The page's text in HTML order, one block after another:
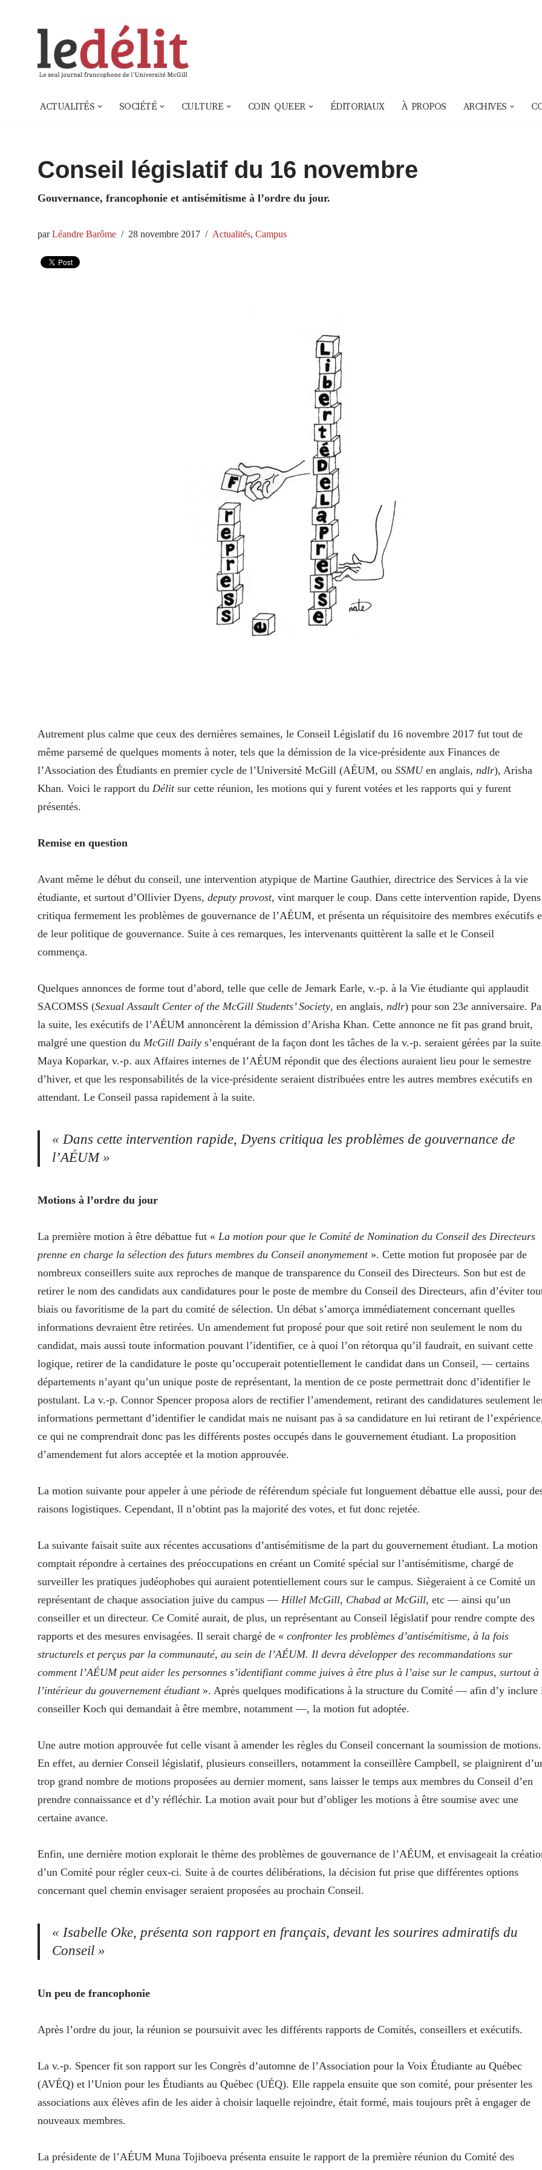
ACTUALITÉS SOCIÉTÉ CULTURE COIN QUEER ÉDITORIAUX À PROPOS ARCHIVES
Conseil législatif du 16 novembre
Gouvernance, francophonie et antisémitisme à l’ordre du jour.
parLéandre Barôme 28 novembre 2017 Actualités, Campus
Autrement plus calme que ceux des dernières semaines, le Conseil Législatif du 16 novembre 2017 fut tout de
même parsemé de quelques moments à noter, tels que la démission de la vice-présidente aux Finances de
l’Association des Étudiants en premier cycle de l’Université McGill (AÉUM, ou SSMUen anglais, ndlr), Arisha
Khan. Voici le rapport du Délitsur cette réunion, les motions qui y furent votées et les rapports qui y furent
présentés.
Remise en question
Avant même le début du conseil, une intervention atypique de Martine Gauthier, directrice des Services à la vie
étudiante, et surtout d’Ollivier Dyens, deputy provost, vint marquer le coup. Dans cette intervention rapide, Dyens
critiqua fermement les problèmes de gouvernance de l’AÉUM, et présenta un réquisitoire des membres exécutifs
de leur politique de gouvernance. Suite à ces remarques, les intervenants quittèrent la salle et le Conseil
commença.
Quelques annonces de forme tout d’abord, telle que celle de Jemark Earle, v.-p. à la Vie étudiante qui applaudit
SACOMSS (Sexual Assault Center of the McGill Students’ Society, en anglais, ndlr) pour son 23e anniversaire.
la suite, les exécutifs de l’AÉUM annoncèrent la démission d’Arisha Khan. Cette annonce ne fit pas grand bruit,
malgré une question du McGill Daily s’enquérant de la façon dont les tâches de la v.-p. seraient gérées par la
Maya Koparkar, v.-p. aux Affaires internes de l’AÉUM répondit que des élections auraient lieu pour le semestre
d’hiver, et que les responsabilités de la vice-présidente seraient distribuées entre les autres membres exécutifs en
attendant. Le Conseil passa rapidement à la suite.
« Dans cette intervention rapide, Dyens critiqua les problèmes de gouvernance de
l’AÉUM »
Motions à l’ordre du jour
La première motion à être débattue fut « La motion pour que le Comité de Nomination du Conseil des Directeurs
prenne en charge la sélection des futurs membres du Conseil anonymement». Cette motion fut proposée par de
nombreux conseillers suite aux reproches de manque de transparence du Conseil des Directeurs. Son but est de
retirer le nom des candidats aux candidatures pour le poste de membre du Conseil des Directeurs, afin d’éviter
biais ou favoritisme de la part du comité de sélection. Un débat s’amorça immédiatement concernant quelles
informations devraient être retirées. Un amendement fut proposé pour que soit retiré non seulement le nom du
candidat, mais aussi toute information pouvant l’identifier, ce à quoi l’on rétorqua qu’il faudrait, en suivant cette
logique, retirer de la candidature le poste qu’occuperait potentiellement le candidat dans un Conseil, — certains
départements n’ayant qu’un unique poste de représentant, la mention de ce poste permettrait donc d’identifier le
postulant. La v.-p. Connor Spencer proposa alors de rectifier l’amendement, retirant des candidatures seulement
informations permettant d’identifier le candidat mais ne nuisant pas à sa candidature en lui retirant de
ce qui ne comprendrait donc pas les différents postes occupés dans le gouvernement étudiant. La proposition
d’amendement fut alors acceptée et la motion approuvée.
La motion suivante pour appeler à une période de référendum spéciale fut longuement débattue elle aussi, pour
raisons logistiques. Cependant, ll n’obtint pas la majorité des votes, et fut donc rejetée.
La suivante faisait suite aux récentes accusations d’antisémitisme de la part du gouvernement étudiant. La motion
comptait répondre à certaines des préoccupations en créant un Comité spécial sur l’antisémitisme, chargé de
surveiller les pratiques judéophobes qui auraient potentiellement cours sur le campus. Siègeraient à ce Comité un
représentant de chaque association juive du campus — Hillel McGill, Chabad at McGill, etc — ainsi qu’un
conseiller et un directeur. Ce Comité aurait, de plus, un représentant au Conseil législatif pour rendre compte des
rapports et des mesures envisagées. Il serait chargé de « confronter les problèmes d’antisémitisme, à la fois
structurels et perçus par la communauté, au sein de l’AÉUM. Il devra développer des recommandations sur
comment l’AÉUM peut aider les personnes s’identifiant comme juives à être plus à l’aise sur le campus, surtout à
l’intérieur du gouvernement étudiant». Après quelques modifications à la structure du Comité — afin d’y inclure
conseiller Koch qui demandait à être membre, notamment —, la motion fut adoptée.
Une autre motion approuvée fut celle visant à amender les règles du Conseil concernant la soumission de motions.
En effet, au dernier Conseil législatif, plusieurs conseillers, notamment la conseillère Campbell, se plaignirent
trop grand nombre de motions proposées au dernier moment, sans laisser le temps aux membres du Conseil d’en
prendre connaissance et d’y réfléchir. La motion avait pour but d’obliger les motions à être soumise avec une
certaine avance.
Enfin, une dernière motion explorait le thème des problèmes de gouvernance de l’AÉUM, et envisageait la
d’un Comité pour régler ceux-ci. Suite à de courtes délibérations, la décision fut prise que différentes options
concernant quel chemin envisager seraient proposées au prochain Conseil.
« Isabelle Oke, présenta son rapport en français, devant les sourires admiratifs du
Conseil »
Un peu de francophonie
Après l’ordre du jour, la réunion se poursuivit avec les différents rapports de Comités, conseillers et exécutifs.
La v.-p. Spencer fit son rapport sur les Congrès d’automne de l’Association pour la Voix Étudiante au Québec
(AVÉQ) et l’Union pour les Étudiants au Québec (UÉQ). Elle rappela ensuite que son comité, pour présenter les
associations aux élèves afin de les aider à choisir laquelle rejoindre, était formé, mais toujours prêt à engager de
nouveaux membres.
La présidente de l’AÉUM Muna Tojiboeva présenta ensuite le rapport de la première réunion du Comité des